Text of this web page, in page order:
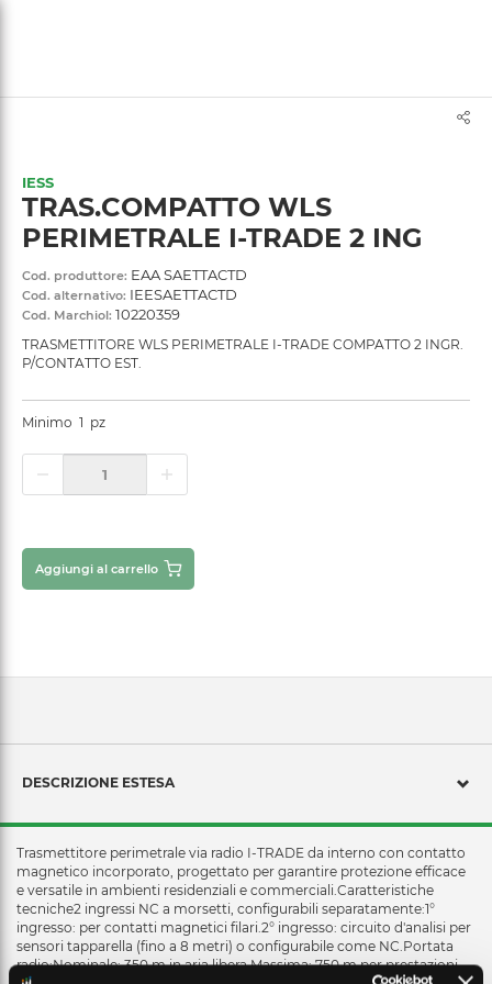
IESS
TRAS.COMPATTO WLS
PERIMETRALE I-TRADE 2 ING
Cod. produttore: EAA SAETTACTD
Cod. alternativo: IEESAETTACTD
Cod. Marchiol: 10220359
TRASMETTITORE WLS PERIMETRALE I-TRADE COMPATTO 2 INGR.
P/CONTATTO EST.
Minimo 1 pz
Aggiungi al carrello
DESCRIZIONE ESTESA
Trasmettitore perimetrale via radio I-TRADE da interno con contatto
magnetico incorporato, progettato per garantire protezione efficace
e versatile in ambienti residenziali e commerciali.Caratteristiche
tecniche2 ingressi NC a morsetti, configurabili separatamente:1°
ingresso: per contatti magnetici filari.2° ingresso: circuito d'analisi per
sensori tapparella (fino a 8 metri) o configurabile come NC.Portata
radio:Nominale: 350 m in aria libera.Massima: 750 m per prestazioni